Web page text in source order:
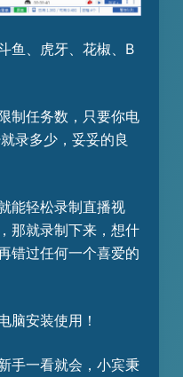
鱼、虎牙、花椒、B
制任务数，只要你电
录多少，妥妥的良
能轻松录制直播视
那就录制下来，想什
错过任何一个喜爱的
脑安装使用！
手一看就会，小宾秉